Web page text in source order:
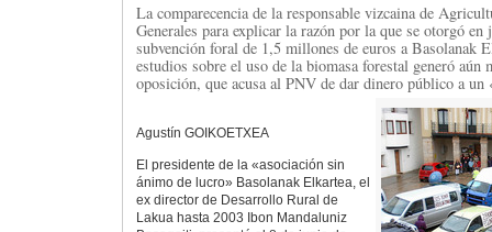
La comparecencia de la responsable vizcaina de
Generales para explicar la razón por la que se otorgó en
subvención foral de 1,5 millones de euros a Basolanak
estudios sobre el uso de la biomasa forestal generó aún
oposición, que acusa al PNV de dar dinero público a un
Agustín GOIKOETXEA
El presidente de la «asociación sin
ánimo de lucro» Basolanak Elkartea, el
ex director de Desarrollo Rural de
Lakua hasta 2003 Ibon Mandaluniz